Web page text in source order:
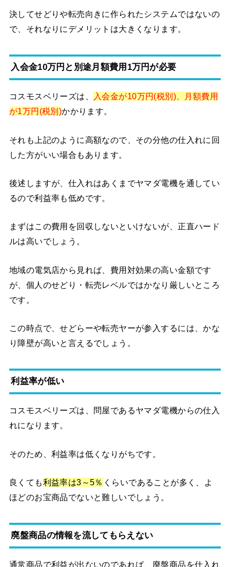
決してせどりや転売向きに作られたシステムではないの
で、それなりにデメリットは大きくなります。
入会金10万円と別途月額費用1万円が必要
コスモスベリーズは、
入会金が10万円(税別)、月額費用
が1万円(税別)かかります。
それも上記のように高額なので、その分他の仕入れに回
した方がいい場合もあります。
後述しますが、仕入れはあくまでヤマダ電機を通してい
るので利益率も低めです。
まずはこの費用を回収しないといけないが、正直ハード
ルは高いでしょう。
地域の電気店から見れば、費用対効果の高い金額です
が、個人のせどり・転売レベルではかなり厳しいところ
です。
この時点で、せどらーや転売ヤーが参入するには、かな
り障壁が高いと言えるでしょう。
利益率が低い
コスモスベリーズは、問屋であるヤマダ電機からの仕入
れになります。
そのため、利益率は低くなりがちです。
良くても利益率は3～5％ くらいであることが多く、よ
ほどのお宝商品でないと難しいでしょう。
廃盤商品の情報を流してもらえない
通常商品で利益が出ないのであれば、廃盤商品を仕入れ